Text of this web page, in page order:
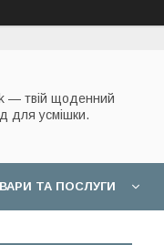
— твій щоденний
для усмішки.
ТА ПОСЛУГИ